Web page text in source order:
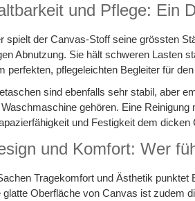
und Pflege: Ein
spielt der Canvas-Stoff seine grössten
Abnutzung. Sie hält schweren Lasten
perfekten, pflegeleichten Begleiter für den
sind ebenfalls sehr stabil, aber
gehören. Eine
und Festigkeit dem
und Komfort: Wer
Tragekomfort und Ästhetik
glatte Oberfläche von Canvas ist zudem